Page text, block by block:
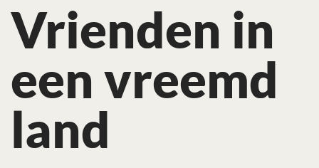
Vrienden in
een vreemd
land